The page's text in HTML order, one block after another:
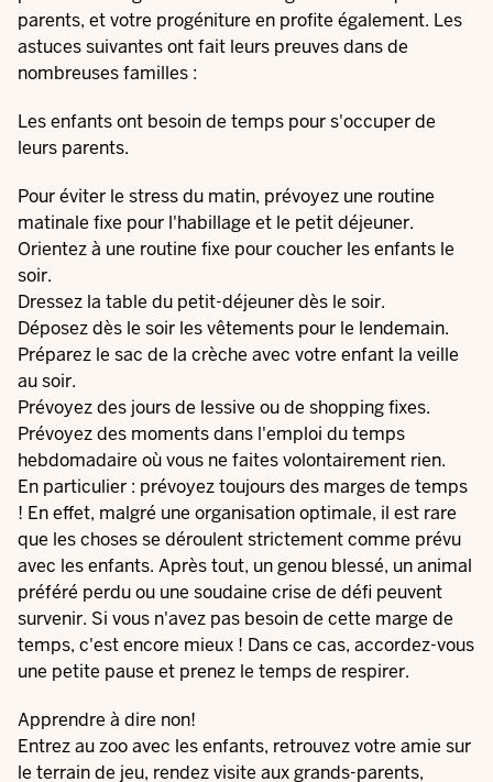
parents, et votre progéniture en profite également. Les
astuces suivantes ont fait leurs preuves dans de
nombreuses familles :
Les enfants ont besoin de temps pour s'occuper de
leurs parents.
Pour éviter le stress du matin, prévoyez une routine
matinale fixe pour l'habillage et le petit déjeuner.
Orientez à une routine fixe pour coucher les enfants le
soir.
Dressez la table du petit-déjeuner dès le soir.
Déposez dès le soir les vêtements pour le lendemain.
Préparez le sac de la crèche avec votre enfant la veille
au soir.
Prévoyez des jours de lessive ou de shopping fixes.
Prévoyez des moments dans l'emploi du temps
hebdomadaire où vous ne faites volontairement rien.
En particulier : prévoyez toujours des marges de temps
! En effet, malgré une organisation optimale, il est rare
que les choses se déroulent strictement comme prévu
avec les enfants. Après tout, un genou blessé, un animal
préféré perdu ou une soudaine crise de défi peuvent
survenir. Si vous n'avez pas besoin de cette marge de
temps, c'est encore mieux ! Dans ce cas, accordez-vous
une petite pause et prenez le temps de respirer.
Apprendre à dire non!
Entrez au zoo avec les enfants, retrouvez votre amie sur
le terrain de jeu, rendez visite aux grands-parents,